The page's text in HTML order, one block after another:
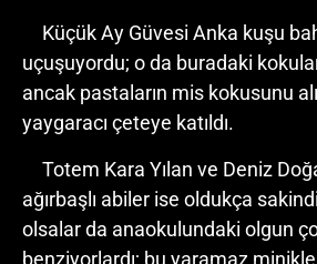
Küçük Ay Güvesi Anka kuşu
uçuşuyordu; o da buradaki
ancak pastaların mis kokusunu
yaygaracı çeteye katıldı.
Totem Kara Yılan ve Deniz
ağırbaşlı abiler ise oldukça
olsalar da anaokulundaki olgun
benziyorlardı; bu yaramaz